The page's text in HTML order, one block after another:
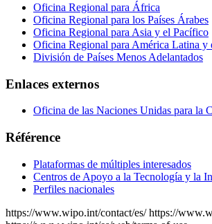
Oficina Regional para África
Oficina Regional para los Países Árabes
Oficina Regional para Asia y el Pacífico
Oficina Regional para América Latina y
División de Países Menos Adelantados
Enlaces externos
Oficina de las Naciones Unidas para la
Référence
Plataformas de múltiples interesados
Centros de Apoyo a la Tecnología y la
Perfiles nacionales
https://www.wipo.int/contact/es/ https://